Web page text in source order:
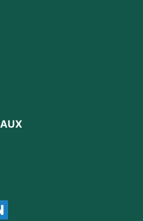
Via ferrata